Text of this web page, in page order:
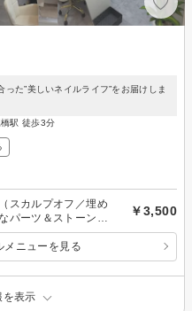
た”美しいネイルライフ”をお届けしま
駅 徒歩3分
スカルプオフ／埋め
パーツ＆ストーンが
￥3,500
メニューを見る
を表示